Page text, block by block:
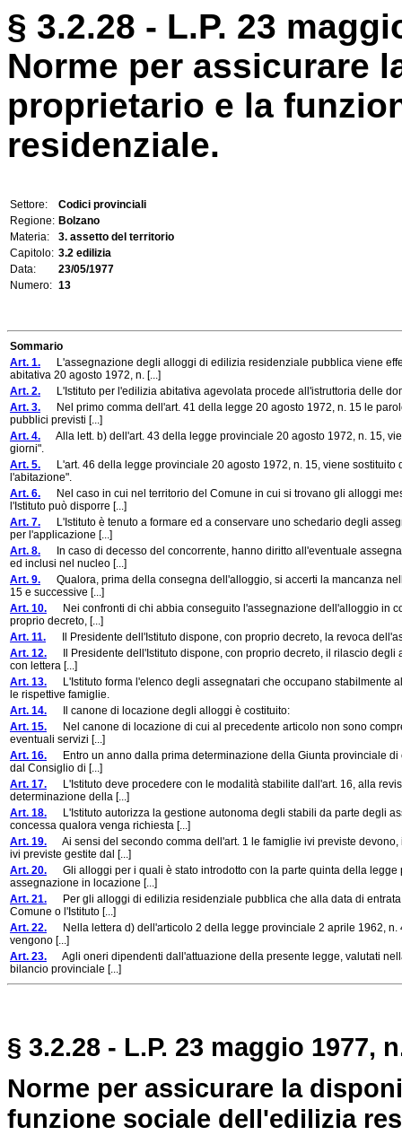
§ 3.2.28 - L.P. 23
Norme per assicurare
proprietario e la
residenziale.
Settore:
Codici provinciali
Regione: Bolzano
Materia:
3. assetto del territorio
Capitolo: 3.2 edilizia
Data:
23/05/1977
Numero: 13
Sommario
Art. 1. L'assegnazione degli alloggi di edilizia residenziale pubblica viene
abitativa 20 agosto 1972, n. [...]
Art. 2. L'Istituto per l'edilizia abitativa agevolata procede all'istruttoria delle
Art. 3. Nel primo comma dell'art. 41 della legge 20 agosto 1972, n. 15 le
pubblici previsti [...]
Art. 4. Alla lett. b) dell'art. 43 della legge provinciale 20 agosto 1972, n. 15,
giorni".
Art. 5. L'art. 46 della legge provinciale 20 agosto 1972, n. 15, viene sostituito
l'abitazione".
Art. 6. Nel caso in cui nel territorio del Comune in cui si trovano gli alloggi
l'Istituto può disporre [...]
Art. 7. L'Istituto è tenuto a formare ed a conservare uno schedario degli
per l'applicazione [...]
Art. 8. In caso di decesso del concorrente, hanno diritto all'eventuale
ed inclusi nel nucleo [...]
Art. 9. Qualora, prima della consegna dell'alloggio, si accerti la mancanza
15 e successive [...]
Art. 10. Nei confronti di chi abbia conseguito l'assegnazione dell'alloggio in
proprio decreto, [...]
Art. 11. Il Presidente dell'Istituto dispone, con proprio decreto, la revoca
Art. 12. Il Presidente dell'Istituto dispone, con proprio decreto, il rilascio degli
con lettera [...]
Art. 13. L'Istituto forma l'elenco degli assegnatari che occupano stabilmente
le rispettive famiglie.
Art. 14. Il canone di locazione degli alloggi è costituito:
Art. 15. Nel canone di locazione di cui al precedente articolo non sono
eventuali servizi [...]
Art. 16. Entro un anno dalla prima determinazione della Giunta provinciale di
dal Consiglio di [...]
Art. 17. L'Istituto deve procedere con le modalità stabilite dall'art. 16, alla
determinazione della [...]
Art. 18. L'Istituto autorizza la gestione autonoma degli stabili da parte degli
concessa qualora venga richiesta [...]
Art. 19. Ai sensi del secondo comma dell'art. 1 le famiglie ivi previste
ivi previste gestite dal [...]
Art. 20. Gli alloggi per i quali è stato introdotto con la parte quinta della
assegnazione in locazione [...]
Art. 21. Per gli alloggi di edilizia residenziale pubblica che alla data di
Comune o l'Istituto [...]
Art. 22. Nella lettera d) dell'articolo 2 della legge provinciale 2 aprile 1962, n.
vengono [...]
Art. 23. Agli oneri dipendenti dall'attuazione della presente legge, valutati
bilancio provinciale [...]
§ 3.2.28 - L.P. 23 maggio 1977,
Norme per assicurare la
funzione sociale dell'edilizia